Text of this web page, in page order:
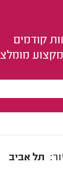
קודמים
תל אביב